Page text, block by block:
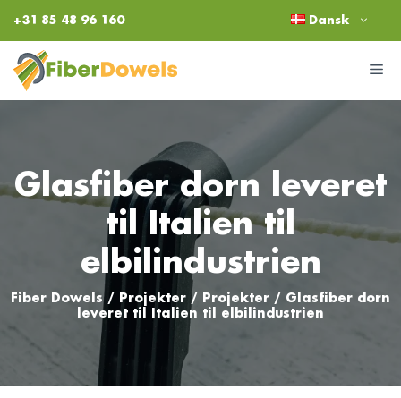
Hop
indhold
+31 85 48 96 160 Dansk
Glasfiber dorn leveret
til Italien til
elbilindustrien
Fiber Dowels/ Projekter / Projekter / Glasfiber dorn
leveret til Italien til elbilindustrien